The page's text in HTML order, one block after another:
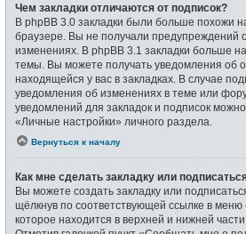
Чем закладки отличаются от подписок?
В phpBB 3.0 закладки были больше похожи
браузере. Вы не получали предупреждений
изменениях. В phpBB 3.1 закладки больше
темы. Вы можете получать уведомления об
находящейся у вас в закладках. В случае
уведомления об изменениях в теме или
уведомлений для закладок и подписок
«Личные настройки» личного раздела.
Вернуться к началу
Как мне сделать закладку или
Вы можете создать закладку или
щёлкнув по соответствующей ссылке в меню
которое находится в верхней и нижней